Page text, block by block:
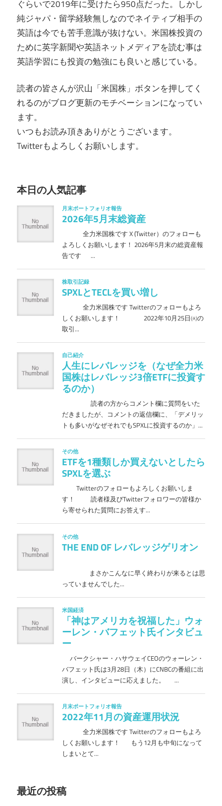
ぐらいで2019年に受けたら950点だった。しかし
純ジャパ・留学経験無しなのでネイティブ相手の
英語は今でも苦手意識が抜けない。米国株投資の
ために英字新聞や英語ネットメディアを読む事は
英語学習にも投資の勉強にも良いと感じている。
読者の皆さんが沢山「米国株」ボタンを押してく
れるのがブログ更新のモチベーションになってい
ます。
いつもお読み頂きありがとうございます。
Twitterもよろしくお願いします。
本日の人気記事
最近の投稿